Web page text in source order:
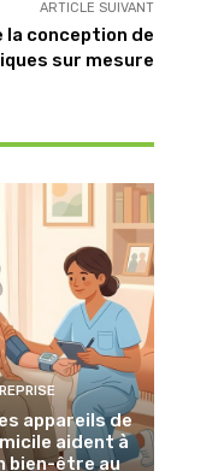
ARTICLE SUIVANT
conception de
sur mesure
appareils de
aident à
bien-être au